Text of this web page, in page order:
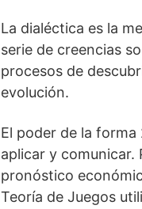
La dialéctica es la
serie de creencias
procesos de
evolución.
El poder de la
aplicar y comunicar.
pronóstico
Teoría de Juegos